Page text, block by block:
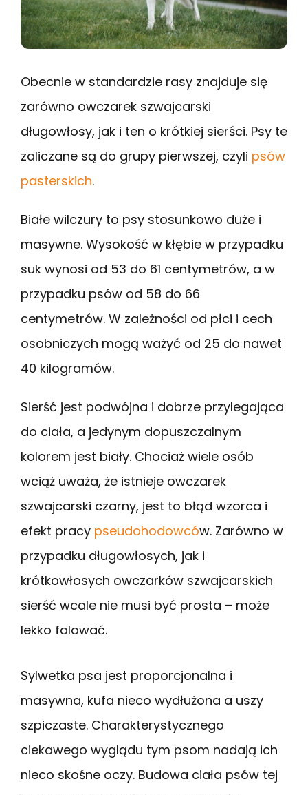
Obecnie w standardzie rasy znajduje się
zarówno owczarek szwajcarski
długowłosy, jak i ten o krótkiej sierści. Psy te
zaliczane są do grupy pierwszej, czyli psów
pasterskich.
Białe wilczury to psy stosunkowo duże i
masywne. Wysokość w kłębie w przypadku
suk wynosi od 53 do 61 centymetrów, a w
przypadku psów od 58 do 66
centymetrów. W zależności od płci i cech
osobniczych mogą ważyć od 25 do nawet
40 kilogramów.
Sierść jest podwójna i dobrze przylegająca
do ciała, a jedynym dopuszczalnym
kolorem jest biały. Chociaż wiele osób
wciąż uważa, że istnieje owczarek
szwajcarski czarny, jest to błąd wzorca i
efekt pracy pseudohodowców. Zarówno w
przypadku długowłosych, jak i
krótkowłosych owczarków szwajcarskich
sierść wcale nie musi być prosta – może
lekko falować.
Sylwetka psa jest proporcjonalna i
masywna, kufa nieco wydłużona a uszy
szpiczaste. Charakterystycznego
ciekawego wyglądu tym psom nadają ich
nieco skośne oczy. Budowa ciała psów tej